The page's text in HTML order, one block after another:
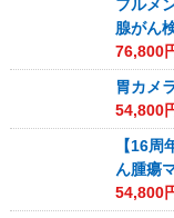
フルメ
腺がん
76,800
胃カメ
54,800
【16
ん腫瘍
54,800